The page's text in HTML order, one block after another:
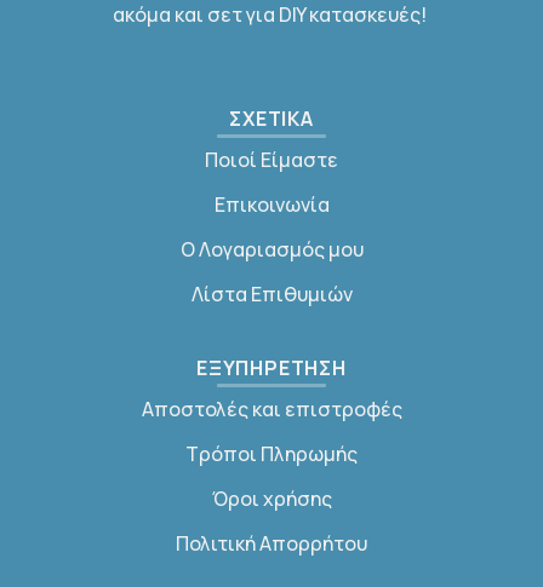
ακόμα και σετ για DIY κατασκευές!
ΣΧΕΤΙΚΑ
Ποιοί Είμαστε
Επικοινωνία
Ο Λογαριασμός μου
Λίστα Επιθυμιών
ΕΞΥΠΗΡΕΤΗΣΗ
Αποστολές και επιστροφές
Τρόποι Πληρωμής
Όροι χρήσης
Πολιτική Απορρήτου